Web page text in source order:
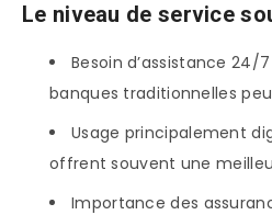
Le niveau de service
Besoin d’assistance 24/
banques traditionnelles
Usage principalement
offrent souvent une
Importance des